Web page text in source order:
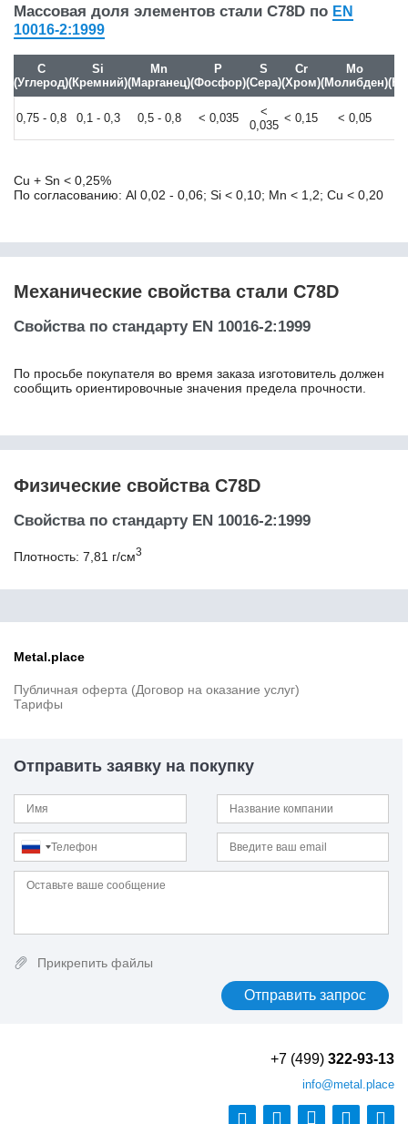
10кп
10пс
10Х14Г14Н4Т /
Х14Г14Н3Т
10Х17Н13М2Т
10Х23Н18
10Х2М
10ХСНД
110Г13Л
11SMnPb30
11кп
12CrMo4
12CrMo9-10
12ГФ
12Х15Г9НД
12Х18Н10Т
12ХМ
12ХН2
12ХН3А
13CrMoV9-10
13Г1С-У
13ХФА
14MoV6-3
14NiCrMo13-4
14Х17Н2
15MnCrMoNiV5-3
Массовая доля элементов стали C78D по EN
10016-2:1999
C
(Углерод)
Si
(Кремний)
Mn
(Марганец)
P
(Фосфор)
S
(Сера)
Cr
(Хром)
Mo
(Молибден)
0,75 - 0,8 0,1 - 0,3 0,5 - 0,8 < 0,035
<
0,035
< 0,15 < 0,05
Cu + Sn < 0,25%
По согласованию: Al 0,02 - 0,06; Si < 0,10; Mn < 1,2; Cu < 0,20
Механические свойства стали C78D
Свойства по стандарту EN 10016-2:1999
По просьбе покупателя во время заказа изготовитель должен
сообщить ориентировочные значения предела прочности.
Физические свойства C78D
Свойства по стандарту EN 10016-2:1999
Плотность: 7,81 г/см3
Metal.place
Публичная оферта (Договор на оказание услуг)
Тарифы
Отправить заявку на покупку
Прикрепить файлы
+7 (499) 322-93-13
info@metal.place